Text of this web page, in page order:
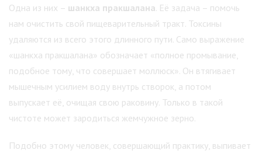
Одна из них – шанкха пракшалана. Её задача – помочь
нам очистить свой пищеварительный тракт. Токсины
удаляются из всего этого длинного пути. Само выражение
«шанкха пракшалана» обозначает «полное промывание,
подобное тому, что совершает моллюск». Он втягивает
мышечным усилием воду внутрь створок, а потом
выпускает её, очищая свою раковину. Только в такой
чистоте может зародиться жемчужное зерно.
Подобно этому человек, совершающий практику, выпивает